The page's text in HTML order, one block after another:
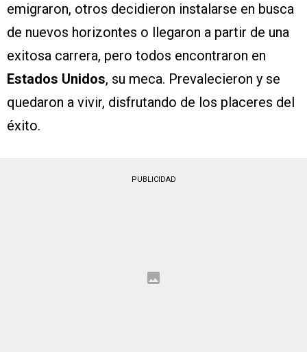
emigraron, otros decidieron instalarse en busca
de nuevos horizontes o llegaron a partir de una
exitosa carrera, pero todos encontraron en
Estados Unidos, su meca. Prevalecieron y se
quedaron a vivir, disfrutando de los placeres del
éxito.
PUBLICIDAD